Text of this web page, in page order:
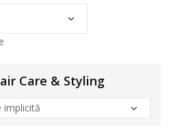
Care & Styling